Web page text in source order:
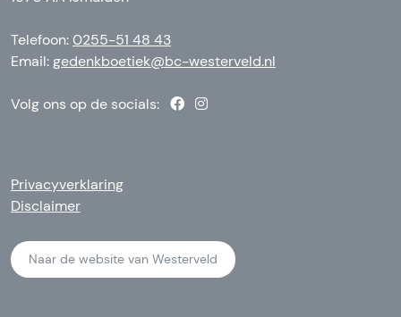
Telefoon:0255-51 48 43
Email:gedenkboetiek@bc-westerveld.nl
Volg ons op de socials:
Privacyverklaring
Disclaimer
Naar de website van Westerveld